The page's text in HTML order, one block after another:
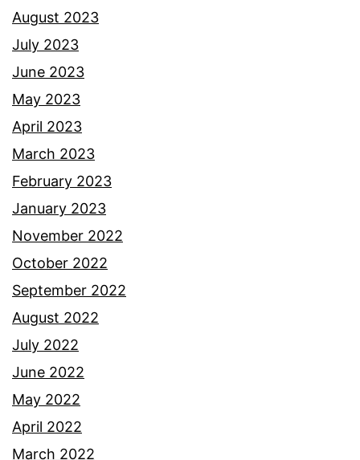
August 2023
July 2023
June 2023
May 2023
April 2023
March 2023
February 2023
January 2023
November 2022
October 2022
September 2022
August 2022
July 2022
June 2022
May 2022
April 2022
March 2022